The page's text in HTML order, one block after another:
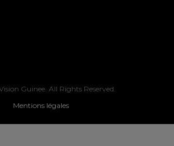
Guinee. All Rights Reserved.
Mentions légales